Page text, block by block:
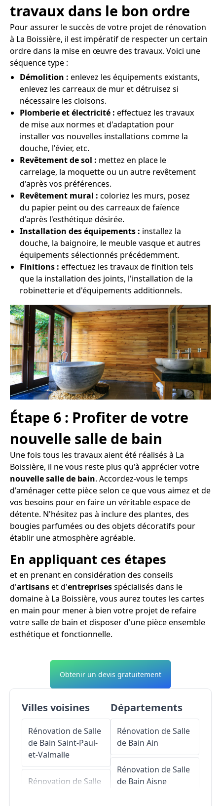
travaux dans le bon ordre
Pour assurer le succès de votre projet de rénovation
à La Boissière, il est impératif de respecter un certain
ordre dans la mise en œuvre des travaux. Voici une
séquence type :
Démolition : enlevez les équipements existants,
enlevez les carreaux de mur et détruisez si
nécessaire les cloisons.
Plomberie et électricité : effectuez les travaux
de mise aux normes et d'adaptation pour
installer vos nouvelles installations comme la
douche, l'évier, etc.
Revêtement de sol : mettez en place le
carrelage, la moquette ou un autre revêtement
d'après vos préférences.
Revêtement mural : coloriez les murs, posez
du papier peint ou des carreaux de faïence
d'après l'esthétique désirée.
Installation des équipements : installez la
douche, la baignoire, le meuble vasque et autres
équipements sélectionnés précédemment.
Finitions : effectuez les travaux de finition tels
que la installation des joints, l'installation de la
robinetterie et d'équipements additionnels.
Étape 6 : Profiter de votre
nouvelle salle de bain
Une fois tous les travaux aient été réalisés à La
Boissière, il ne vous reste plus qu'à apprécier votre
nouvelle salle de bain. Accordez-vous le temps
d'aménager cette pièce selon ce que vous aimez et de
vos besoins pour en faire un véritable espace de
détente. N'hésitez pas à inclure des plantes, des
bougies parfumées ou des objets décoratifs pour
établir une atmosphère agréable.
En appliquant ces étapes
et en prenant en considération des conseils
d'artisanset d'entreprisesspécialisés dans le
domaine à La Boissière, vous aurez toutes les cartes
en main pour mener à bien votre projet de refaire
votre salle de bain et disposer d'une pièce ensemble
esthétique et fonctionnelle.
Obtenir un devis gratuitement
Villes voisines
Rénovation de Salle
de Bain Saint-Paul-
et-Valmalle
Rénovation de Salle
Départements
Rénovation de Salle
de Bain Ain
Rénovation de Salle
de Bain Aisne